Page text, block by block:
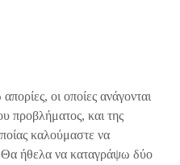
οι οποίες ανάγονται
προβλήματος, και της
καλούμαστε να
Θα ήθελα να καταγράψω δύο